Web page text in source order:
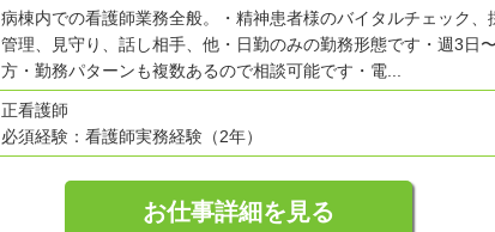
病棟内での看護師業務全般。・精神患者様のバイタルチェック、
管理、見守り、話し相手、他・日勤のみの勤務形態です・週3日
方・勤務パターンも複数あるので相談可能です・電...
正看護師
必須経験：看護師実務経験（2年）
お仕事詳細を見る